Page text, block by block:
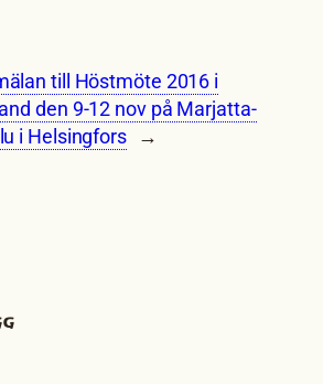
till Höstmöte 2016 i
den 9-12 nov på Marjatta-
i Helsingfors →